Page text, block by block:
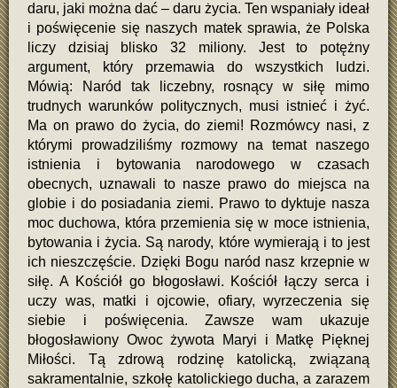
daru, jaki można dać – daru życia. Ten wspaniały ideał
i poświęcenie się naszych matek sprawia, że Polska
liczy dzisiaj blisko 32 miliony. Jest to potężny
argument, który przemawia do wszystkich ludzi.
Mówią: Naród tak liczebny, rosnący w siłę mimo
trudnych warunków politycznych, musi istnieć i żyć.
Ma on prawo do życia, do ziemi! Rozmówcy nasi, z
którymi prowadziliśmy rozmowy na temat naszego
istnienia i bytowania narodowego w czasach
obecnych, uznawali to nasze prawo do miejsca na
globie i do posiadania ziemi. Prawo to dyktuje nasza
moc duchowa, która przemienia się w moce istnienia,
bytowania i życia. Są narody, które wymierają i to jest
ich nieszczęście. Dzięki Bogu naród nasz krzepnie w
siłę. A Kościół go błogosławi. Kościół łączy serca i
uczy was, matki i ojcowie, ofiary, wyrzeczenia się
siebie i poświęcenia. Zawsze wam ukazuje
błogosławiony Owoc żywota Maryi i Matkę Pięknej
Miłości. Tą zdrową rodzinę katolicką, związaną
sakramentalnie, szkołę katolickiego ducha, a zarazem